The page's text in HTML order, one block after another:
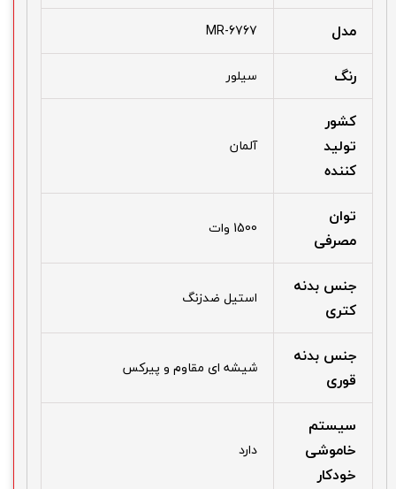
مدل MR-6767
رنگ سیلور
کشور
تولید
کننده
آلمان
توان
مصرفی
1500 وات
جنس بدنه
کتری
استیل ضدزنگ
جنس بدنه
قوری
شیشه ای مقاوم و پیرکس
سیستم
خاموشی
خودکار
دارد